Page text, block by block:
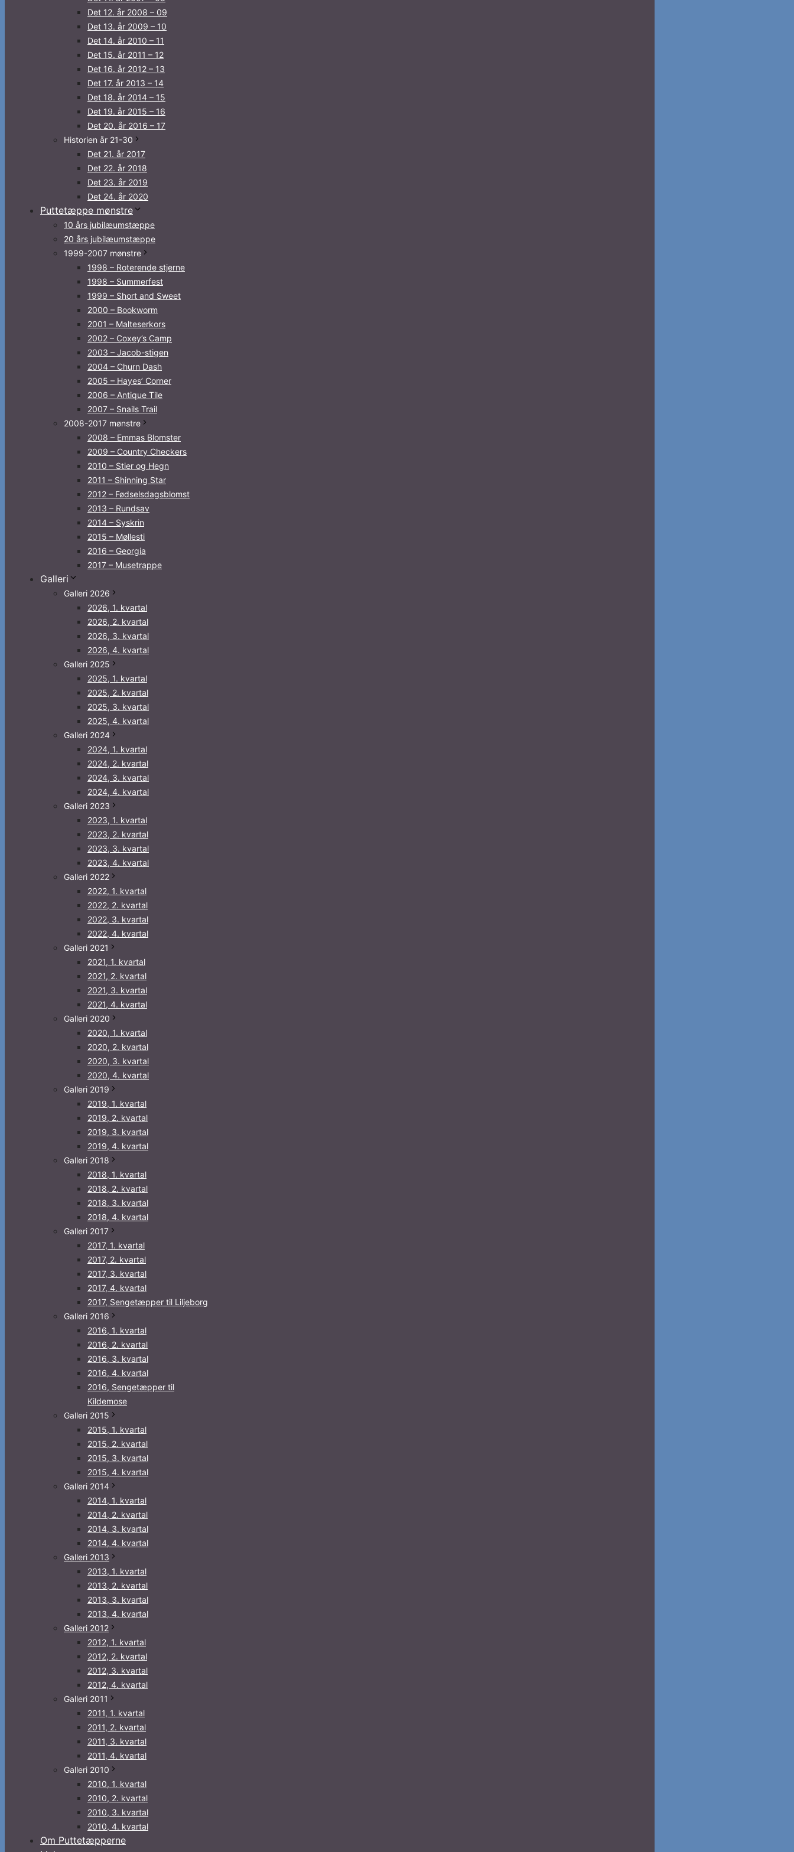
Det 12. år 2008 – 09
Det 13. år 2009 – 10
Det 14. år 2010 – 11
Det 15. år 2011 – 12
Det 16. år 2012 – 13
Det 17. år 2013 – 14
Det 18. år 2014 – 15
Det 19. år 2015 – 16
Det 20. år 2016 – 17
Historien år 21-30
Det 21. år 2017
Det 22. år 2018
Det 23. år 2019
Det 24. år 2020
Puttetæppe mønstre
10 års jubilæumstæppe
20 års jubilæumstæppe
1999-2007 mønstre
1998 – Roterende stjerne
1998 – Summerfest
1999 – Short and Sweet
2000 – Bookworm
2001 – Malteserkors
2002 – Coxey’s Camp
2003 – Jacob-stigen
2004 – Churn Dash
2005 – Hayes’ Corner
2006 – Antique Tile
2007 – Snails Trail
2008-2017 mønstre
2008 – Emmas Blomster
2009 – Country Checkers
2010 – Stier og Hegn
2011 – Shinning Star
2012 – Fødselsdagsblomst
2013 – Rundsav
2014 – Syskrin
2015 – Møllesti
2016 – Georgia
2017 – Musetrappe
Galleri
Galleri 2026
2026, 1. kvartal
2026, 2. kvartal
2026, 3. kvartal
2026, 4. kvartal
Galleri 2025
2025, 1. kvartal
2025, 2. kvartal
2025, 3. kvartal
2025, 4. kvartal
Galleri 2024
2024, 1. kvartal
2024, 2. kvartal
2024, 3. kvartal
2024, 4. kvartal
Galleri 2023
2023, 1. kvartal
2023, 2. kvartal
2023, 3. kvartal
2023, 4. kvartal
Galleri 2022
2022, 1. kvartal
2022, 2. kvartal
2022, 3. kvartal
2022, 4. kvartal
Galleri 2021
2021, 1. kvartal
2021, 2. kvartal
2021, 3. kvartal
2021, 4. kvartal
Galleri 2020
2020, 1. kvartal
2020, 2. kvartal
2020, 3. kvartal
2020, 4. kvartal
Galleri 2019
2019, 1. kvartal
2019, 2. kvartal
2019, 3. kvartal
2019, 4. kvartal
Galleri 2018
2018, 1. kvartal
2018, 2. kvartal
2018, 3. kvartal
2018, 4. kvartal
Galleri 2017
2017, 1. kvartal
2017, 2. kvartal
2017, 3. kvartal
2017, 4. kvartal
2017, Sengetæpper til Liljeborg
Galleri 2016
2016, 1. kvartal
2016, 2. kvartal
2016, 3. kvartal
2016, 4. kvartal
2016, Sengetæpper til
Kildemose
Galleri 2015
2015, 1. kvartal
2015, 2. kvartal
2015, 3. kvartal
2015, 4. kvartal
Galleri 2014
2014, 1. kvartal
2014, 2. kvartal
2014, 3. kvartal
2014, 4. kvartal
Galleri 2013
2013, 1. kvartal
2013, 2. kvartal
2013, 3. kvartal
2013, 4. kvartal
Galleri 2012
2012, 1. kvartal
2012, 2. kvartal
2012, 3. kvartal
2012, 4. kvartal
Galleri 2011
2011, 1. kvartal
2011, 2. kvartal
2011, 3. kvartal
2011, 4. kvartal
Galleri 2010
2010, 1. kvartal
2010, 2. kvartal
2010, 3. kvartal
2010, 4. kvartal
Om Puttetæpperne